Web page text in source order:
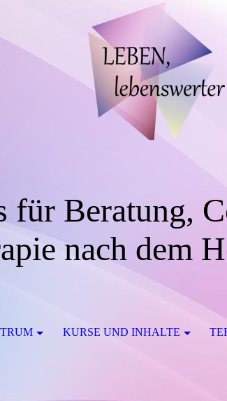
für Beratung,
nach dem
KURSE UND INHALTE